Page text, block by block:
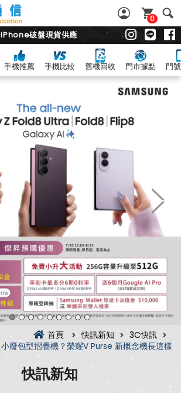
0
破盤現貨供應
手機推薦 手機比較 舊機回收 門市據點 門
首頁 快訊新知
3C快訊
小廢包型摺疊機？榮耀V Purse 新概念機長這樣
快訊新知